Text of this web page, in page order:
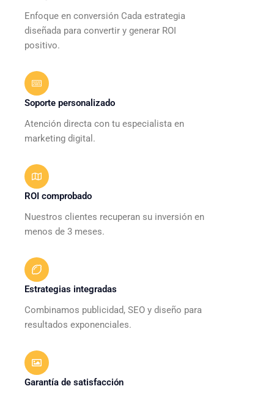
Enfoque en conversión Cada estrategia
diseñada para convertir y generar ROI
positivo.
Soporte personalizado​
Atención directa con tu especialista en
marketing digital.
ROI comprobado
Nuestros clientes recuperan su inversión en
menos de 3 meses.
Estrategias integradas
Combinamos publicidad, SEO y diseño para
resultados exponenciales.
Garantía de satisfacción